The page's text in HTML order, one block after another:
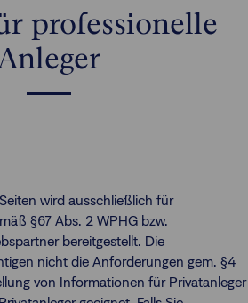
professionelle
wird ausschließlich für
§67 Abs. 2 WPHG bzw.
bereitgestellt. Die
nicht die Anforderungen gem. §4
von Informationen für Privatanleger